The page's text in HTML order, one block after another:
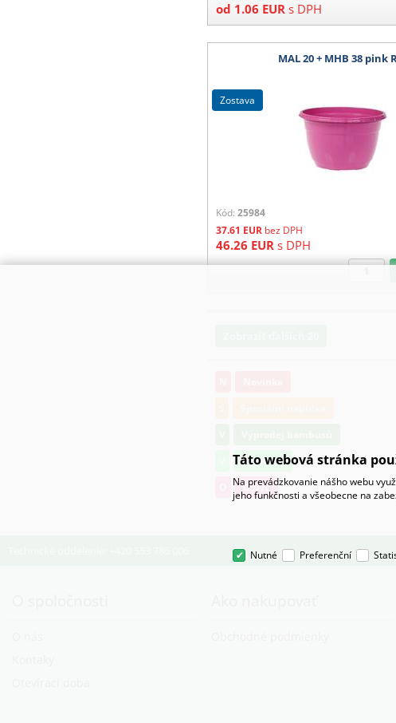
od 1.06 EUR s DPH
MAL 20 + MHB 38 pink
Kód: 25984
37.61 EUR bez DPH
46.26 EUR s DPH
zostava
Výprodej
Osivo
Táto webová stránka
Na prevádzkovanie nášho webu
jeho funkčnosti a všeobecne na
Nutné Preferenční